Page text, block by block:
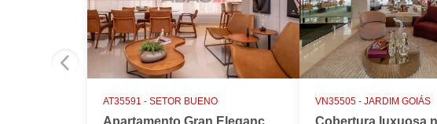
AT35591 - SETOR BUENO
Apartamento Gran Elegance - 4 suites + Home Office
VN35505 - JARDIM GOIÁS